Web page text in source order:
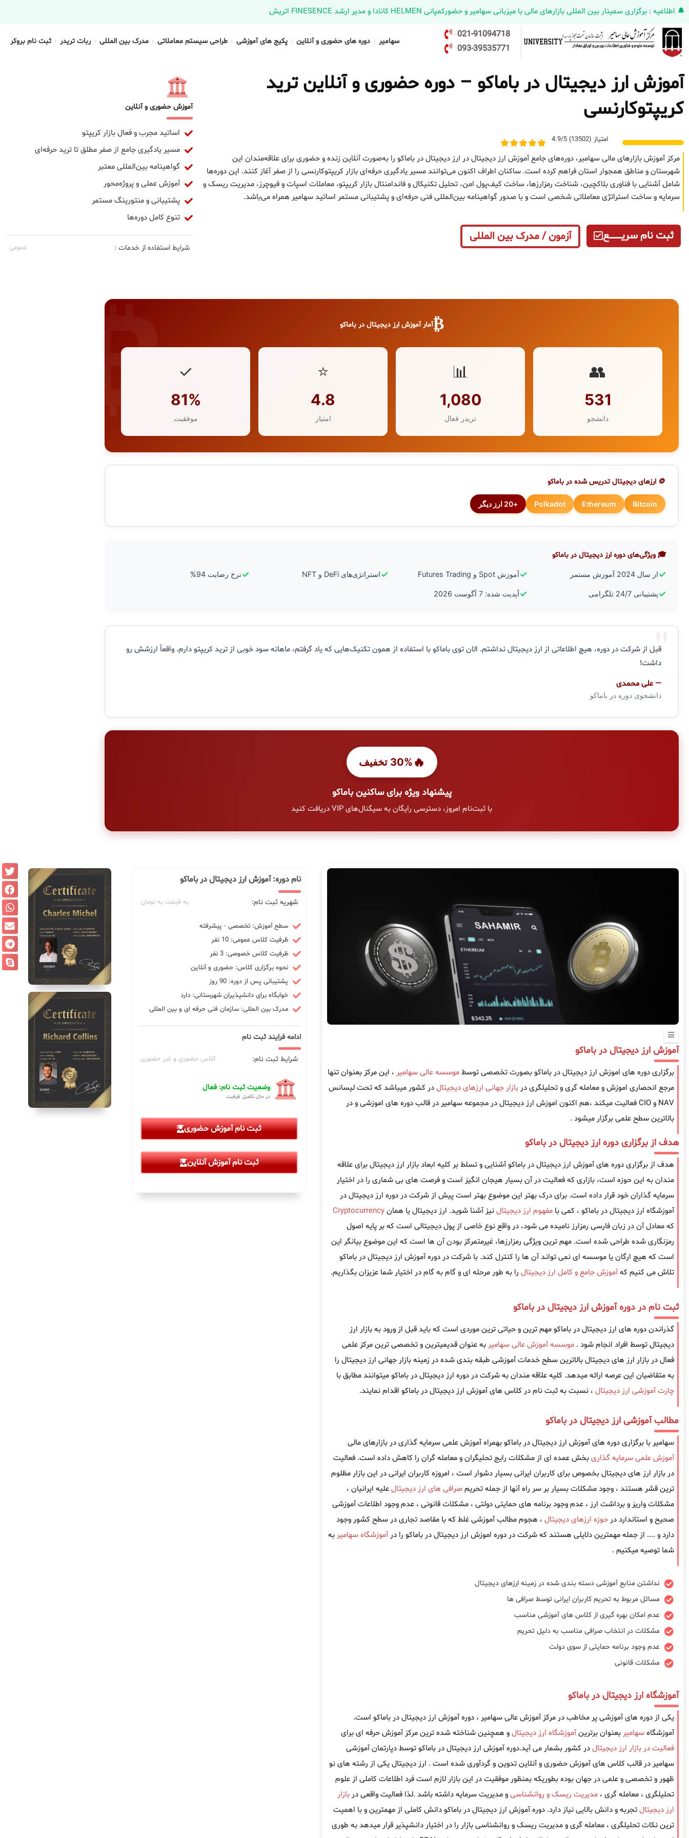
🔔 اطلاعیه : برگزاری سمینار بین المللی بازارهای مالی با میزبانی سهامیر و حضورکمپانی HELMEN کانادا و مدیر ارشد FINESENCE اتریش
021-91094718
093-39535771
سهامیر دوره های حضوری و آنلاین پکیج های آموزشی طراحی سیستم معاملاتی مدرک بین المللی ربات تریدر ثبت نام بروکر
آموزش ارز دیجیتال در باماکو – دوره حضوری و آنلاین ترید
کریپتوکارنسی
امتیاز (13502) 4.9/5
مرکز آموزش بازارهای مالی سهامیر، دوره‌های جامع آموزش ارز دیجیتال در ارز دیجیتال در باماکو را به‌صورت آنلاین زنده و حضوری برای علاقه‌مندان این
شهرستان و مناطق همجوار استان فراهم کرده است. ساکنان اطراف اکنون می‌توانند مسیر یادگیری حرفه‌ای بازار کریپتوکارنسی را از صفر آغاز کنند. این دوره‌ها
شامل آشنایی با فناوری بلاکچین، شناخت رمزارزها، ساخت کیف‌پول امن، تحلیل تکنیکال و فاندامنتال بازار کریپتو، معاملات اسپات و فیوچرز، مدیریت ریسک و
سرمایه و ساخت استراتژی معاملاتی شخصی است و با صدور گواهینامه بین‌المللی فنی حرفه‌ای و پشتیبانی مستمر اساتید سهامیر همراه می‌باشد.
ثبت نام سریــــــــــــع آزمون / مدرک بین المللی
آموزش حضوری و آنلاین
اساتید مجرب و فعال بازار کریپتو
مسیر یادگیری جامع از صفر مطلق تا ترید حرفه‌ای
گواهینامه بین‌المللی معتبر
آموزش عملی و پروژه‌محور
پشتیبانی و منتورینگ مستمر
تنوع کامل دوره‌ها
شرایط استفاده از خدمات : عمومی
₿آمار آموزش ارز دیجیتال در باماکو
👥
531
دانشجو
📊
1,080
تریدر فعال
⭐
4.8
امتیاز
✓
81%
موفقیت
🪙 ارزهای دیجیتال تدریس شده در باماکو
Bitcoin
Ethereum
Polkadot +20 ارز دیگر
🎓 ویژگی‌های دوره ارز دیجیتال در باماکو
✓از سال 2024 آموزش مستمر ✓آموزش Spot و Futures Trading ✓استراتژی‌های DeFi و NFT ✓نرخ رضایت 94%
✓پشتیبانی 24/7 تلگرامی ✓آپدیت شده: 7 آگوست 2026
"
قبل از شرکت در دوره، هیچ اطلاعاتی از ارز دیجیتال نداشتم. الان توی باماکو با استفاده از همون تکنیک‌هایی که یاد گرفتم، ماهانه سود خوبی از ترید کریپتو دارم. واقعاً ارزشش رو
داشت!
— علی محمدی
دانشجوی دوره در باماکو
🔥30% تخفیف
پیشنهاد ویژه برای ساکنین باماکو
با ثبت‌نام امروز، دسترسی رایگان به سیگنال‌های VIP دریافت کنید
آموزش ارز دیجیتال در باماکو
برگزاری دوره های اموزش ارز دیجیتال در باماکو بصورت تخصصی توسطموسسه عالی سهامیر ، این مرکز بعنوان تنها
مرجع انحصاری اموزش و معامله گری و تحلیلگری در بازار جهانی ارزهای دیجیتالدر کشور میباشد که تحت لیسانس
NAV و CIO فعالیت میکند ،هم اکنون اموزش ارز دیجیتال در مجموعه سهامیر در قالب دوره های اموزشی و در
بالاترین سطح علمی برگزار میشود .
هدف از برگزاری دوره ارز دیجیتال در باماکو
هدف از برگزاری دوره های آموزش ارز دیجیتال در باماکو آشنایی و تسلط بر کلیه ابعاد بازار ارز دیجیتال برای علاقه
مندان به این حوزه است، بازاری که فعالیت در آن بسیار هیجان انگیز است و فرصت های بی شماری را در اختیار
سرمایه گذاران خود قرار داده است. برای درک بهتر این موضوع بهتر است پیش از شرکت در دوره ارز دیجیتال در
آموزشگاه ارز دیجیتال در باماکو ، کمی با مفهوم ارز دیجیتالنیز آشنا شوید. ارز دیجیتال یا همانCryptocurrency
که معادل آن در زبان فارسی رمزارز نامیده می شود، در واقع نوع خاصی از پول دیجیتالی است که بر پایه اصول
رمزنگاری شده طراحی شده است. مهم ترین ویژگی رمزارزها، غیرمتمرکز بودن آن ها است که این موضوع بیانگر این
است که هیچ ارگان یا موسسه ای نمی تواند آن ها را کنترل کند. با شرکت در دوره آموزش ارز دیجیتال در باماکو
تلاش می کنیم کهآموزش جامع و کامل ارز دیجیتال را به طور مرحله ای و گام به گام در اختیار شما عزیزان بگذاریم.
ثبت نام در دوره آموزش ارز دیجیتال در باماکو
گذراندن دوره های ارز دیجیتال در باماکو مهم ترین و حیاتی ترین موردی است که باید قبل از ورود به بازار ارز
دیجیتال توسط افراد انجام شود . موسسه آموزش عالی سهامیربه عنوان قدیمیترین و تخصصی ترین مرکز علمی
فعال در بازار ارز های دیجیتال بالاترین سطح خدمات آموزشی طبقه بندی شده در زمینه بازار جهانی ارز دیجیتال را
به متقاضیان این عرصه ارائه میدهد. کلیه علاقه مندان به شرکت در دوره ارز دیجیتال در باماکو میتوانند مطابق با
چارت آموزشی ارز دیجیتال ، نسبت به ثبت نام در کلاس های آموزش ارز دیجیتال در باماکو اقدام نمایند.
مطالب آموزشی ارز دیجیتال در باماکو
سهامیر با برگزاری دوره های آموزش ارز دیجیتال در باماکو بهمراه آموزش علمی سرمایه گذاری در بازارهای مالی
آموزش علمی سرمایه گذاریبخش عمده ای از مشکلات رایج تحلیگران و معامله گران را کاهش داده است. فعالیت
در بازار ارز های دیجیتال بخصوص برای کاربران ایرانی بسیار دشوار است ، امروزه کاربران ایرانی در این بازار مظلوم
ترین قشر هستند ، وجود مشکلات بسیار بر سر راه آنها از جمله تحریمصرافی های ارز دیجیتالعلیه ایرانیان ،
مشکلات واریز و برداشت ارز ، عدم وجود برنامه های حمایتی دولتی ، مشکلات قانونی ، عدم وجود اطلاعات آموزشی
صحیح و استاندارد در حوزه ارزهای دیجیتال ، هجوم مطالب آموزشی غلط که با مقاصد تجاری در سطح کشور وجود
دارد و .... از جمله مهمترین دلایلی هستند که شرکت در دوره اموزش ارز دیجیتال در باماکو را در آموزشگاه سهامیر به
شما توصیه میکنیم .
نداشتن منابع آموزشی دسته بندی شده در زمینه ارزهای دیجیتال
مسائل مربوط به تحریم کاربران ایرانی توسط صرافی ها
عدم امکان بهره گیری از کلاس های آموزشی مناسب
مشکلات در انتخاب صرافی مناسب به دلیل تحریم
عدم وجود برنامه حمایتی از سوی دولت
مشکلات قانونی
آموزشگاه ارز دیجیتال در باماکو
یکی از دوره های آموزشی پر مخاطب در مرکز آموزش عالی سهامیر ، دوره آموزش ارز دیجیتال در باماکو است.
آموزشگاهسهامیر بعنوان برترینآموزشگاه ارز دیجیتالو همچنین شناخته شده ترین مرکز آموزش حرفه ای برای
فعالیت در بازار ارز دیجیتالدر کشور بشمار می آید.دوره آموزش ارز دیجیتال در باماکو توسط دپارتمان آموزشی
سهامیر در قالب کلاس های آموزش حضوری و آنلاین تدوین و گردآوری شده است . ارز دیجیتال یکی از رشته های نو
ظهور و تخصصی و علمی در جهان بوده بطوریکه بمنظور موفقیت در این بازار لازم است فرد اطلاعات کاملی از علوم
تحلیلگری ، معامله گری ، مدیریت ریسک و روانشناسیو مدیریت سرمایه داشته باشد .لذا فعالیت واقعی در بازار
ارز دیجیتالتجربه و دانش بالایی نیاز دارد. دوره آموزش ارز دیجیتال در باماکو دانش کاملی از مهمترین و با اهمیت
ترین نکات تحلیلگری ، معامله گری و مدیریت ریسک و روانشناسی بازار را در اختیار دانشپذیر قرار میدهد به طوری
نام دوره: آموزش ارز دیجیتال در باماکو
شهریه ثبت نام: به قیمت به تومان
سطح آموزش: تخصصی - پیشرفته
ظرفیت کلاس عمومی: 10 نفر
ظرفیت کلاس خصوصی: 3 نفر
نحوه برگزاری کلاس: حضوری و آنلاین
پشتیبانی پس از دوره: 90 روز
خوابگاه برای دانشپذیران شهرستانی: دارد
مدرک بین المللی: سازمان فنی حرفه ای و بین المللی
ادامه فرایند ثبت نام
شرایط ثبت نام: کلاس حضوری و غیر حضوری
وضعیت ثبت نام: فعال
در حال تکمیل ظرفیت
ثبت نام آموزش حضوری
ثبت نام آموزش آنلاین